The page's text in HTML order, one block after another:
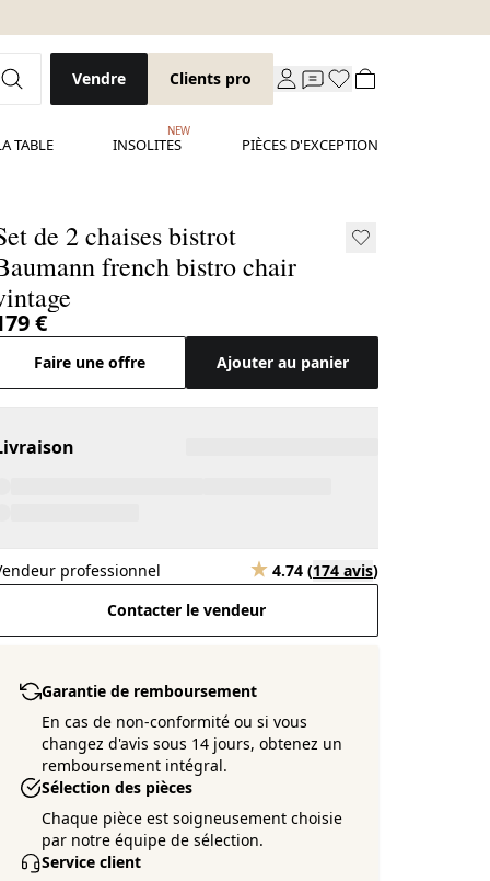
Vendre Clients pro
TABLE INSOLITES
NEW
PIÈCES D'EXCEPTION
de 2 chaises bistrot
french bistro chair
€
Faire une offre Ajouter au panier
professionnel 4.74 (174 avis)
Contacter le vendeur
Garantie de remboursement
En cas de non-conformité ou si vous
changez d'avis sous 14 jours, obtenez un
remboursement intégral.
Sélection des pièces
Chaque pièce est soigneusement choisie
par notre équipe de sélection.
Service client